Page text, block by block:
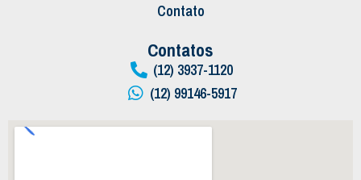
Contato
Contatos
(12) 3937-1120
(12) 99146-5917